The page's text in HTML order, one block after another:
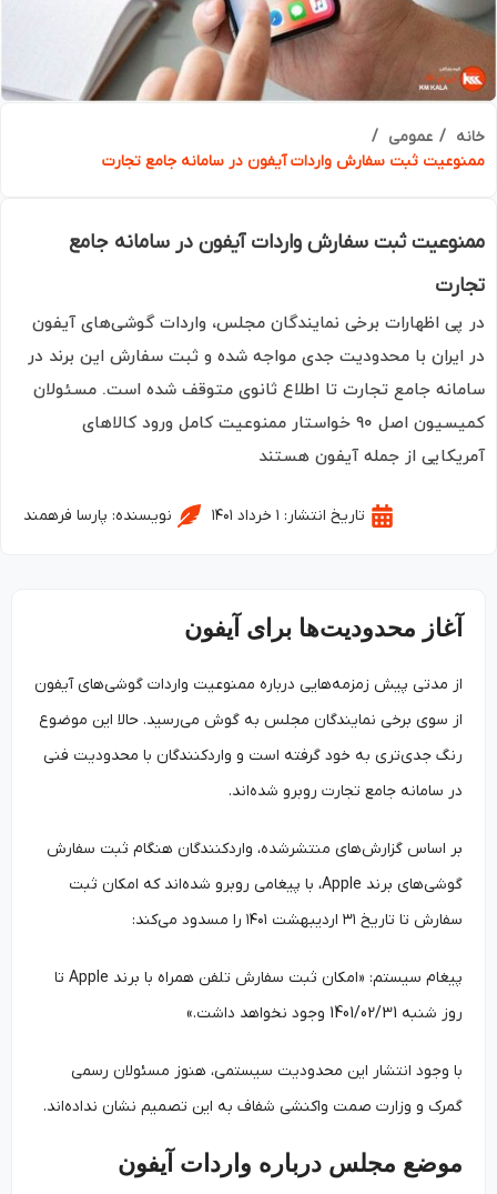
عمومی
ثبت سفارش واردات آیفون در سامانه جامع تجارت
ثبت سفارش واردات آیفون در سامانه جامع
اظهارات برخی نمایندگان مجلس، واردات گوشی‌های آیفون
با محدودیت جدی مواجه شده و ثبت سفارش این برند در
جامع تجارت تا اطلاع ثانوی متوقف شده است. مسئولان
کمیسیون اصل ۹۰ خواستار ممنوعیت کامل ورود کالاهای
از جمله آیفون هستند
تاریخ انتشار: ۱ خرداد ۱۴۰۱ نویسنده:پارسا فرهمند
آغاز محدودیت‌ها برای آیفون
از مدتی پیش زمزمه‌هایی درباره ممنوعیت واردات گوشی‌های آیفون
از سوی برخی نمایندگان مجلس به گوش می‌رسید. حالا این موضوع
رنگ جدی‌تری به خود گرفته است و واردکنندگان با محدودیت فنی
در سامانه جامع تجارت روبرو شده‌اند.
بر اساس گزارش‌های منتشرشده، واردکنندگان هنگام ثبت سفارش
گوشی‌های برند Apple، با پیغامی روبرو شده‌اند که امکان ثبت
سفارش تا تاریخ ۳۱ اردیبهشت ۱۴۰۱ را مسدود می‌کند:
پیغام سیستم: «امکان ثبت ‌سفارش تلفن همراه با برند Apple تا
روز شنبه 1401/02/31 وجود نخواهد داشت.»
با وجود انتشار این محدودیت سیستمی، هنوز مسئولان رسمی
گمرک و وزارت صمت واکنشی شفاف به این تصمیم نشان نداده‌اند.
موضع مجلس درباره واردات آیفون